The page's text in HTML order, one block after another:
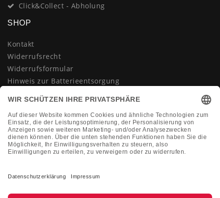
Click&Collect - Abholung
SHOP
Kontakt
Widerrufsrecht
Widerrufsformular
Hinweis zur Batterieentsorgung
Datenschutzerklärung
Impressum
Vertrag widerrufen
KONTAKT
Montag-Freitag 10:00-18:00 Uhr
+49 (0)2133 210433